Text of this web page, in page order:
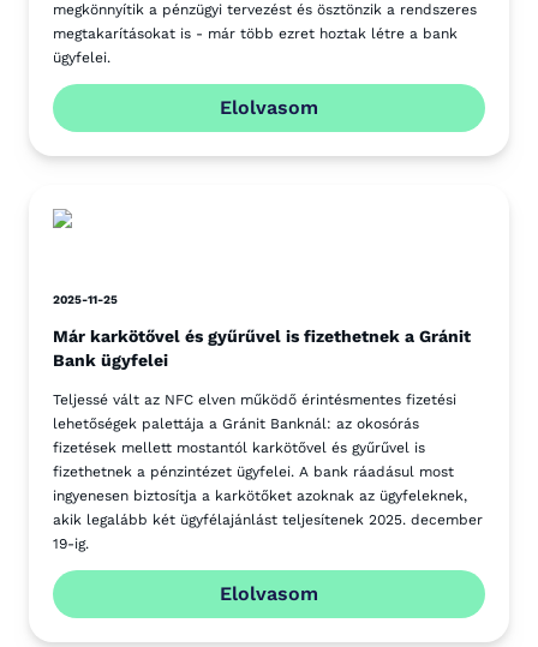
megkönnyítik a pénzügyi tervezést és ösztönzik a rendszeres
megtakarításokat is - már több ezret hoztak létre a bank
ügyfelei.
Elolvasom
2025-11-25
Már karkötővel és gyűrűvel is fizethetnek a Gránit
Bank ügyfelei
Teljessé vált az NFC elven működő érintésmentes fizetési
lehetőségek palettája a Gránit Banknál: az okosórás
fizetések mellett mostantól karkötővel és gyűrűvel is
fizethetnek a pénzintézet ügyfelei. A bank ráadásul most
ingyenesen biztosítja a karkötőket azoknak az ügyfeleknek,
akik legalább két ügyfélajánlást teljesítenek 2025. december
19-ig.
Elolvasom